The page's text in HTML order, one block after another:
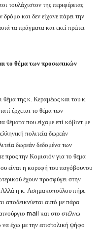
τουλάχιστον της περιφέρειας
και δεν είχανε πάρει την
τα πράγματα και εκεί πρέπει
το θέμα των προσωπικών
της κ. Κεραμέως και του κ.
έρχεται το θέμα των
θέματα που είχαμε επί κόβιντ με
πολιτεία δωρεάν
δωρεάν δεδομένα των
προς την Κομισιόν για το θεμα
είναι η κορυφή του παγόβουνου
έχουν προσφύγει στην
η κ. Ασημακοπούλου πήρε
αποδεικνύεται αυτό με πάρα
mail και στο στέλνω
έχω με την επιστολική ψήφο